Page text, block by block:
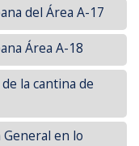
del Área A-17
Área A-18
la cantina de
en lo